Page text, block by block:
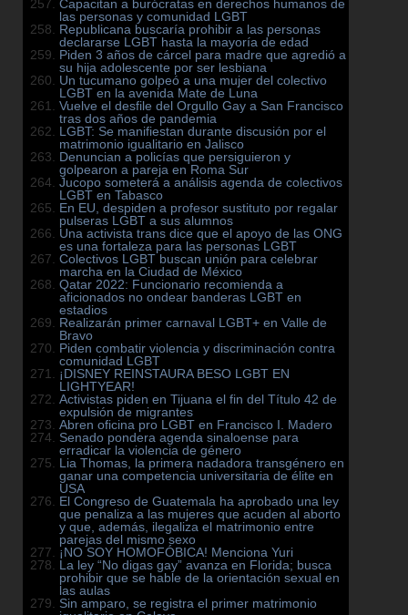
Capacitan a burócratas en derechos humanos de
las personas y comunidad LGBT
Republicana buscaría prohibir a las personas
declararse LGBT hasta la mayoría de edad
Piden 3 años de cárcel para madre que agredió a
su hija adolescente por ser lesbiana
Un tucumano golpeó a una mujer del colectivo
LGBT en la avenida Mate de Luna
Vuelve el desfile del Orgullo Gay a San Francisco
tras dos años de pandemia
LGBT: Se manifiestan durante discusión por el
matrimonio igualitario en Jalisco
Denuncian a policías que persiguieron y
golpearon a pareja en Roma Sur
Jucopo someterá a análisis agenda de colectivos
LGBT en Tabasco
En EU, despiden a profesor sustituto por regalar
pulseras LGBT a sus alumnos
Una activista trans dice que el apoyo de las ONG
es una fortaleza para las personas LGBT
Colectivos LGBT buscan unión para celebrar
marcha en la Ciudad de México
Qatar 2022: Funcionario recomienda a
aficionados no ondear banderas LGBT en
estadios
Realizarán primer carnaval LGBT+ en Valle de
Bravo
Piden combatir violencia y discriminación contra
comunidad LGBT
¡DISNEY REINSTAURA BESO LGBT EN
LIGHTYEAR!
Activistas piden en Tijuana el fin del Título 42 de
expulsión de migrantes
Abren oficina pro LGBT en Francisco I. Madero
Senado pondera agenda sinaloense para
erradicar la violencia de género
Lia Thomas, la primera nadadora transgénero en
ganar una competencia universitaria de élite en
USA
El Congreso de Guatemala ha aprobado una ley
que penaliza a las mujeres que acuden al aborto
y que, además, ilegaliza el matrimonio entre
parejas del mismo sexo
¡NO SOY HOMOFÓBICA! Menciona Yuri
La ley “No digas gay” avanza en Florida; busca
prohibir que se hable de la orientación sexual en
las aulas
Sin amparo, se registra el primer matrimonio